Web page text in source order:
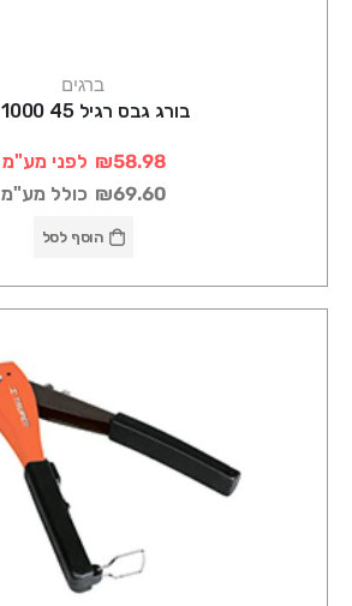
ברגים
בורג גבס רגיל 45 1000 יח'
₪58.98 לפני מע"מ
₪69.60 כולל מע"מ
הוסף לסל